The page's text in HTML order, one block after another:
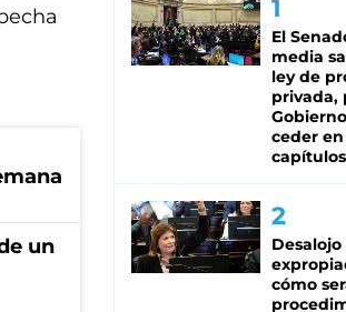
un
El
media
ley de
privada,
ceder
capítulos
cómo